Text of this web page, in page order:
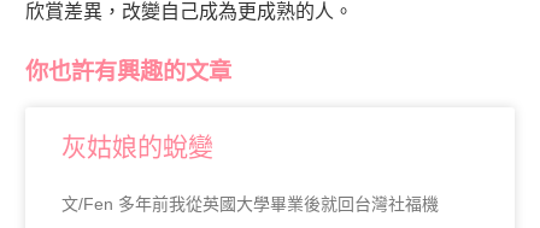
欣賞差異，改變自己成為更成熟的人。
你也許有興趣的文章
灰姑娘的蛻變
文/Fen 多年前我從英國大學畢業後就回台灣社福機